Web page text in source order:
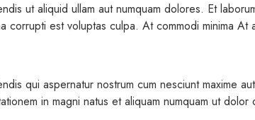
ut aliquid ullam aut numquam dolores. Et
est voluptas culpa. At commodi minima At
qui aspernatur nostrum cum nesciunt maxime
in magni natus et aliquam numquam ut